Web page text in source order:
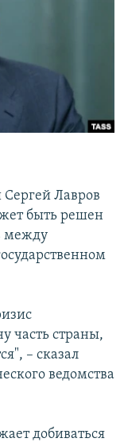
Лавров
быть решен
между
часть страны,
– сказал
ведомства
добиваться